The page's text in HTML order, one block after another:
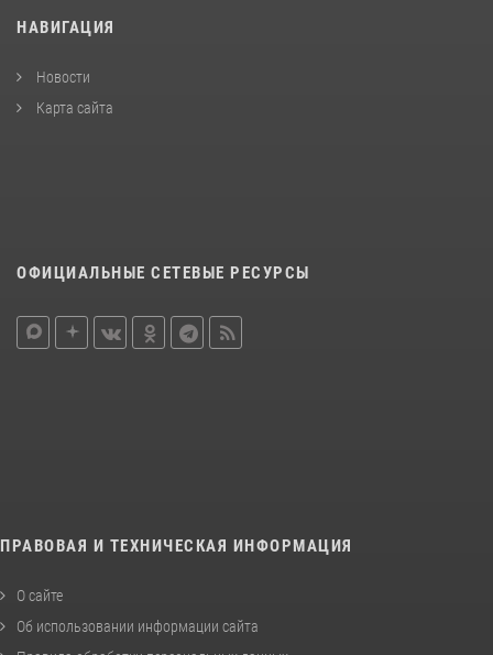
НАВИГАЦИЯ
Новости
Карта сайта
ОФИЦИАЛЬНЫЕ СЕТЕВЫЕ РЕСУРСЫ
ПРАВОВАЯ И ТЕХНИЧЕСКАЯ ИНФОРМАЦИЯ
О сайте
Об использовании информации сайта